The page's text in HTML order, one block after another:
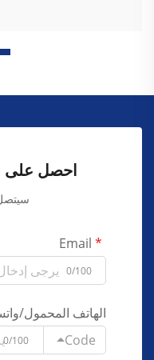
احصل على
0/100
الهاتف المحمول/
Code
0/100